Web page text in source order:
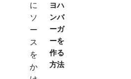
ヨハ
ンバ
ーガ
ーを
作る
方法